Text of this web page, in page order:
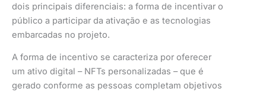
dois principais diferenciais: a forma de incentivar o
público a participar da ativação e as tecnologias
embarcadas no projeto.
A forma de incentivo se caracteriza por oferecer
um ativo digital – NFTs personalizadas – que é
gerado conforme as pessoas completam objetivos